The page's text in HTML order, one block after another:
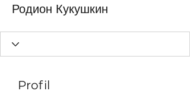
Родион Кукушкин
Profil